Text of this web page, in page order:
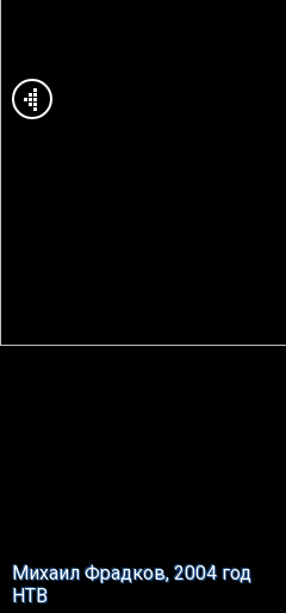
Михаил Фрадков, 2004 год
НТВ